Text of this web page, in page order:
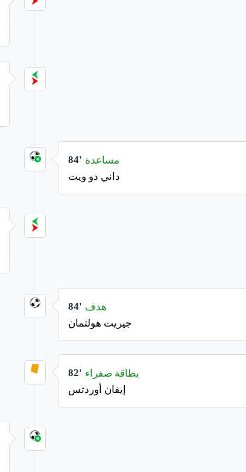
84' مساعدة
داني دو ويت
84' هدف
جيريت هولتمان
82' بطاقة صفراء
إيفان أوردتس